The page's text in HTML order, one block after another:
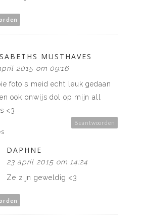
MUSTHAVES
2015 om 09:16
foto's meid echt leuk gedaan
ook onwijs dol op mijn all
<3
Beantwoorden
DAPHNE
23 april 2015 om 14:24
Ze zijn geweldig <3